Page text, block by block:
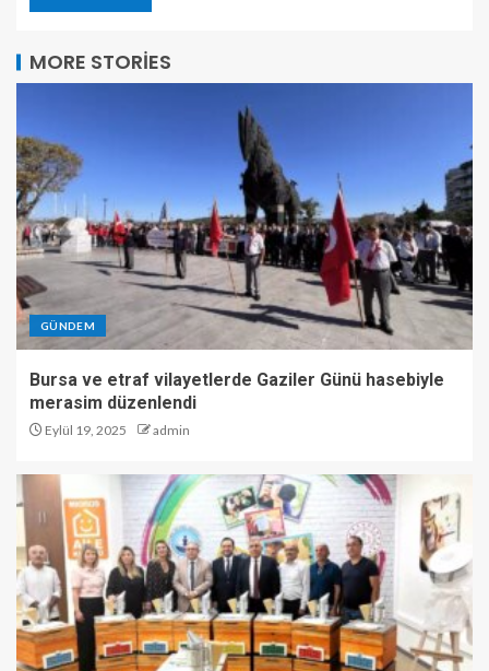
MORE STORIES
GÜNDEM
Bursa ve etraf vilayetlerde Gaziler Günü hasebiyle
merasim düzenlendi
Eylül 19, 2025 admin